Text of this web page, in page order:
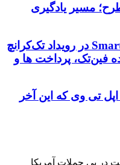
مسیر یادگیری
رونمایی از استیج Smart Money در رویداد تک‌کرانچ
آینده فین‌تک، پرداخت‌ ها و
تی وی که این آخر